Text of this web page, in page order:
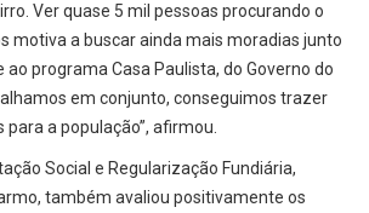
Ver quase 5 mil pessoas procurando o
motiva a buscar ainda mais moradias junto
ao programa Casa Paulista, do Governo do
em conjunto, conseguimos trazer
a população”, afirmou.
Social e Regularização Fundiária,
também avaliou positivamente os